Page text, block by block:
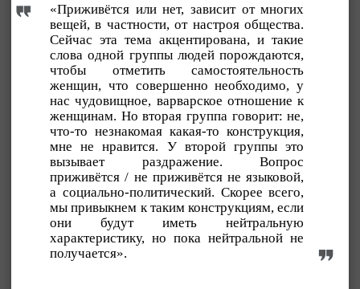
«Приживётся или нет, зависит от многих
вещей, в частности, от настроя общества.
Сейчас эта тема акцентирована, и такие
слова одной группы людей порождаются,
чтобы отметить самостоятельность
женщин, что совершенно необходимо, у
нас чудовищное, варварское отношение к
женщинам. Но вторая группа говорит: не,
что-то незнакомая какая-то конструкция,
мне не нравится. У второй группы это
вызывает раздражение. Вопрос
приживётся / не приживётся не языковой,
а социально-политический. Скорее всего,
мы привыкнем к таким конструкциям, если
они будут иметь нейтральную
характеристику, но пока нейтральной не
получается».